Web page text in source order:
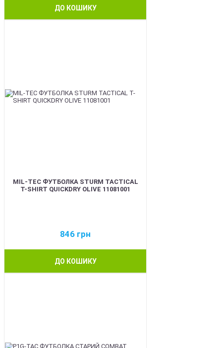
ДО КОШИКУ
MIL-TEC ФУТБОЛКА STURM TACTICAL
T-SHIRT QUICKDRY OLIVE 11081001
846 грн
ДО КОШИКУ